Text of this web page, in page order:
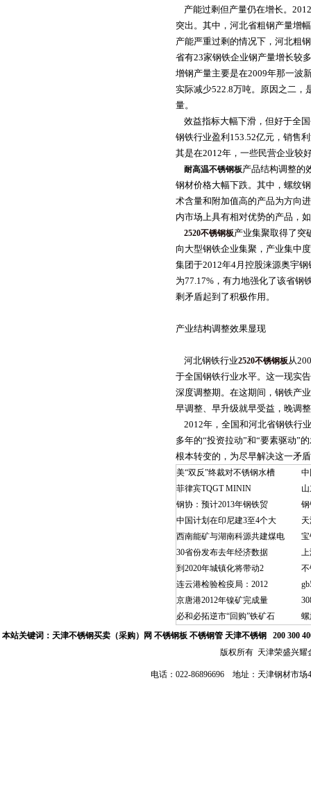
产能过剩但产量仍在增长。
突出。其中，河北省粗钢产量增
产能严重过剩的情况下，河北粗
省有23家钢铁企业钢产量增长较
增钢产量主要是在2009年那一波
实际减少522.8万吨。原因之二，
量。
效益指标大幅下滑，但好于全
钢铁行业盈利153.52亿元，销售
其是在2012年，一些民营企业较
耐高温不锈钢板产品结构调整的
钢材价格大幅下跌。其中，螺纹
术含量和附加值高的产品为方向
内市场上具有相对优势的产品，
2520不锈钢板产业集聚取得了突
向大型钢铁企业集聚，产业集中
集团于2012年4月控股涞源奥宇
为77.17%，有力地强化了该省钢
剩矛盾起到了积极作用。
产业结构调整效果显现
河北钢铁行业2520不锈钢板从
于全国钢铁行业水平。这一现实
深度调整期。在这期间，钢铁产
早调整、早升级就早受益，晚调
2012年，全国和河北省钢铁行
多年的“投资拉动”和“要素驱动”
根本转变的，为尽早解决这一矛
美“双反”终裁对不锈钢水槽
菲律宾TQGT MININ
钢协：预计2013年钢铁贸
中国计划在印尼建3至4个大
西南能矿与湖南科源共建煤电
30省份发布去年经济数据
到2020年城镇化将带动2
连云港检验检疫局：2012
京唐港2012年镍矿完成量
必和必拓逆市“回购”铁矿石
中
宝
本站关键词： 天津不锈钢买卖（采购）网 不锈钢板 不锈钢管 天津不锈钢
200 300
版权所有 天津荣盛兴
电话：022-86896696 地址：天津钢材市